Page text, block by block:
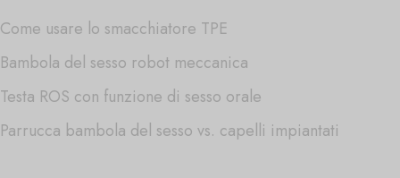
Come usare lo smacchiatore TPE
Bambola del sesso robot meccanica
Testa ROS con funzione di sesso orale
Parrucca bambola del sesso vs. capelli impiantati